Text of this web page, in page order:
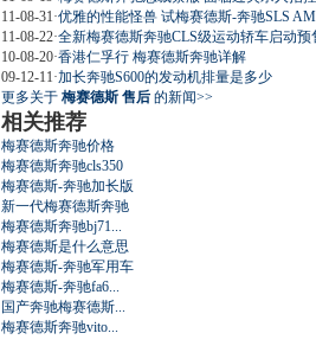
11-08-31 ·优雅的性能怪兽 试梅赛德斯-奔驰SLS
11-08-22·全新梅赛德斯奔驰CLS级运动轿车启动预
10-08-20·香港仁孚行 梅赛德斯奔驰详解
09-12-11 ·加长奔驰S600的发动机排量是多少
更多关于 梅赛德斯 售后 的新闻>>
相关推荐
梅赛德斯奔驰价格
梅赛德斯奔驰cls350
梅赛德斯-奔驰加长版
新一代梅赛德斯奔驰
梅赛德斯奔驰bj71...
梅赛德斯是什么意思
梅赛德斯-奔驰军用车
梅赛德斯-奔驰fa6...
国产奔驰梅赛德斯...
梅赛德斯奔驰vito...